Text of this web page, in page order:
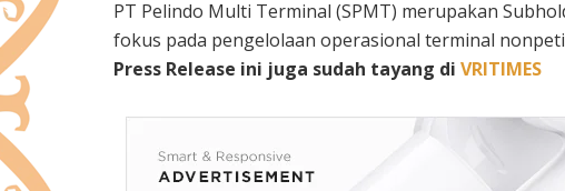
PT Pelindo Multi Terminal (SPMT) merupakan
fokus pada pengelolaan operasional terminal
Press Release ini juga sudah tayang di VRITIMES